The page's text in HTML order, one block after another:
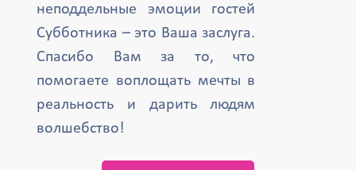
неподдельные эмоции гостей
Субботника – это Ваша заслуга.
Спасибо Вам за то, что
помогаете воплощать мечты в
реальность и дарить людям
волшебство!